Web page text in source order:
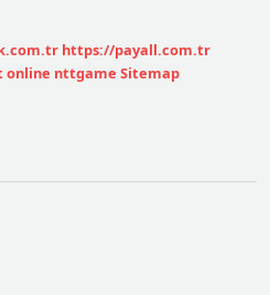
https://payall.com.tr
online nttgame Sitemap